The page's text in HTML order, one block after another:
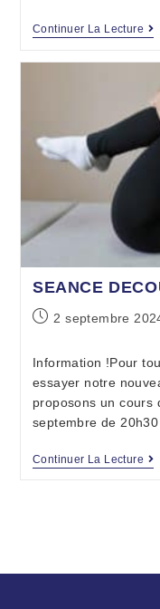
Continuer La Lecture
SEANCE
2 septembre
Information !Pour
essayer notre
proposons un cours
septembre de
Continuer La Lecture